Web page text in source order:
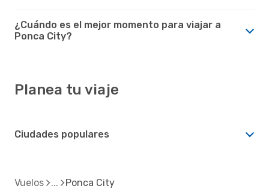
¿Cuándo es el mejor momento para viajar a
Ponca City?
Planea tu viaje
Ciudades populares
Vuelos Ponca City